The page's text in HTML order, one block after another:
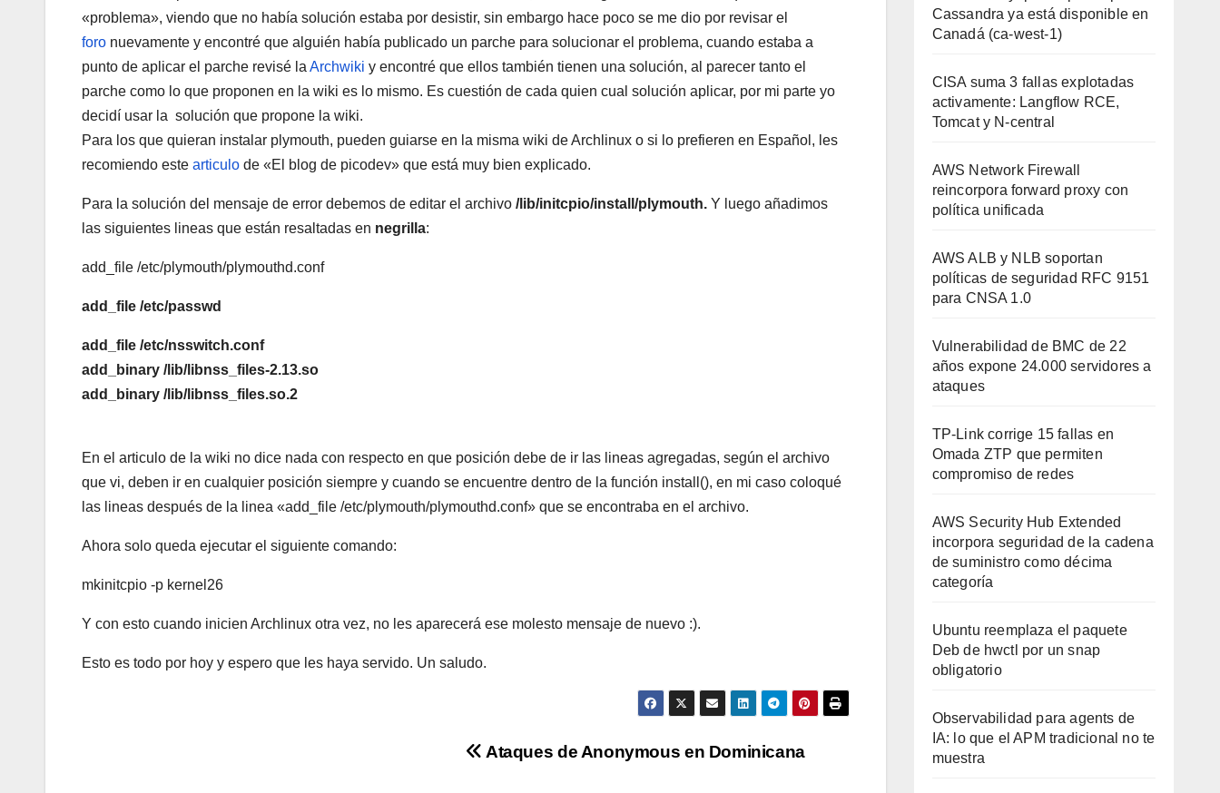
«problema», viendo que no había solución estaba por desistir, sin embargo hace poco se me dio por revisar el
foro nuevamente y encontré que alguién había publicado un parche para solucionar el problema, cuando estaba a
punto de aplicar el parche revisé la Archwiki y encontré que ellos también tienen una solución, al parecer tanto el
parche como lo que proponen en la wiki es lo mismo. Es cuestión de cada quien cual solución aplicar, por mi parte yo
decidí usar la solución que propone la wiki.
Para los que quieran instalar plymouth, pueden guiarse en la misma wiki de Archlinux o si lo prefieren en Español, les
recomiendo este articulo de «El blog de picodev» que está muy bien explicado.
Para la solución del mensaje de error debemos de editar el archivo /lib/initcpio/install/plymouth. Y luego añadimos
las siguientes lineas que están resaltadas en negrilla:
add_file /etc/plymouth/plymouthd.conf
add_file /etc/passwd
add_file /etc/nsswitch.conf
add_binary /lib/libnss_files-2.13.so
add_binary /lib/libnss_files.so.2
En el articulo de la wiki no dice nada con respecto en que posición debe de ir las lineas agregadas, según el archivo
que vi, deben ir en cualquier posición siempre y cuando se encuentre dentro de la función install(), en mi caso coloqué
las lineas después de la linea «add_file /etc/plymouth/plymouthd.conf» que se encontraba en el archivo.
Ahora solo queda ejecutar el siguiente comando:
mkinitcpio -p kernel26
Y con esto cuando inicien Archlinux otra vez, no les aparecerá ese molesto mensaje de nuevo :).
Esto es todo por hoy y espero que les haya servido. Un saludo.
Ataques de Anonymous en Dominicana
Cassandra ya está disponible en
Canadá (ca-west-1)
CISA suma 3 fallas explotadas
activamente: Langflow RCE,
Tomcat y N-central
AWS Network Firewall
reincorpora forward proxy con
política unificada
AWS ALB y NLB soportan
políticas de seguridad RFC 9151
para CNSA 1.0
Vulnerabilidad de BMC de 22
años expone 24.000 servidores a
ataques
TP-Link corrige 15 fallas en
Omada ZTP que permiten
compromiso de redes
AWS Security Hub Extended
incorpora seguridad de la cadena
de suministro como décima
categoría
Ubuntu reemplaza el paquete
Deb de hwctl por un snap
obligatorio
Observabilidad para agents de
IA: lo que el APM tradicional no te
muestra